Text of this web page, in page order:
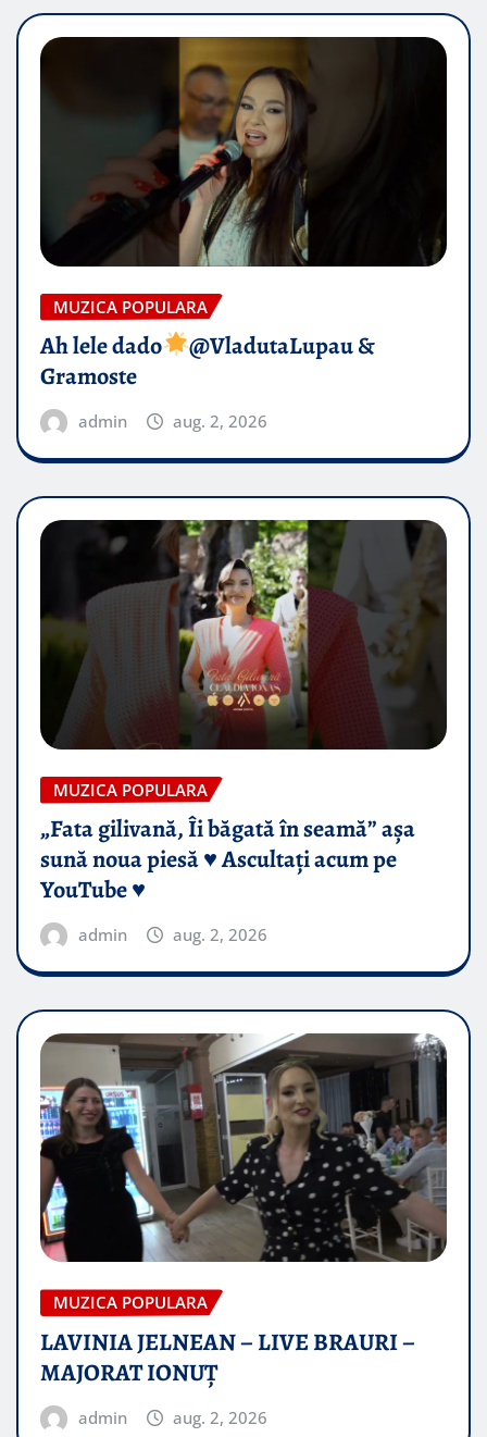
MUZICA POPULARA
Ah lele dado​
@VladutaLupau &
Gramoste
admin aug. 2, 2026
MUZICA POPULARA
„Fata gilivană, Îi băgată în seamă” așa
sună noua piesă ♥️ Ascultați acum pe
YouTube ♥️
admin aug. 2, 2026
MUZICA POPULARA
LAVINIA JELNEAN – LIVE BRAURI –
MAJORAT IONUŢ
admin aug. 2, 2026